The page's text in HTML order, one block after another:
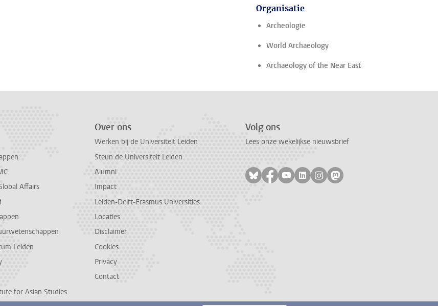
Organisatie
Archeologie
World Archaeology
Archaeology of the Near East
Affairs
Leiden
for Asian Studies
Over ons
Werken bij de Universiteit Leiden
Steun de Universiteit Leiden
Alumni
Impact
Leiden-Delft-Erasmus Universities
Locaties
Disclaimer
Cookies
Privacy
Contact
Volg ons
Lees onze wekelijkse nieuwsbrief
Volg ons op bluesky
Volg ons op facebook
Volg ons op youtube
Volg ons op linkedin
Volg ons op instagram
Volg ons op mastodon